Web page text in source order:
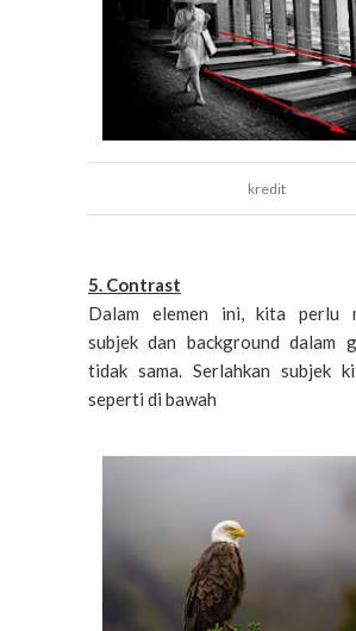
kredit
5. Contrast
Dalam elemen ini, kita perlu
subjek dan background dalam
tidak sama. Serlahkan subjek
seperti di bawah